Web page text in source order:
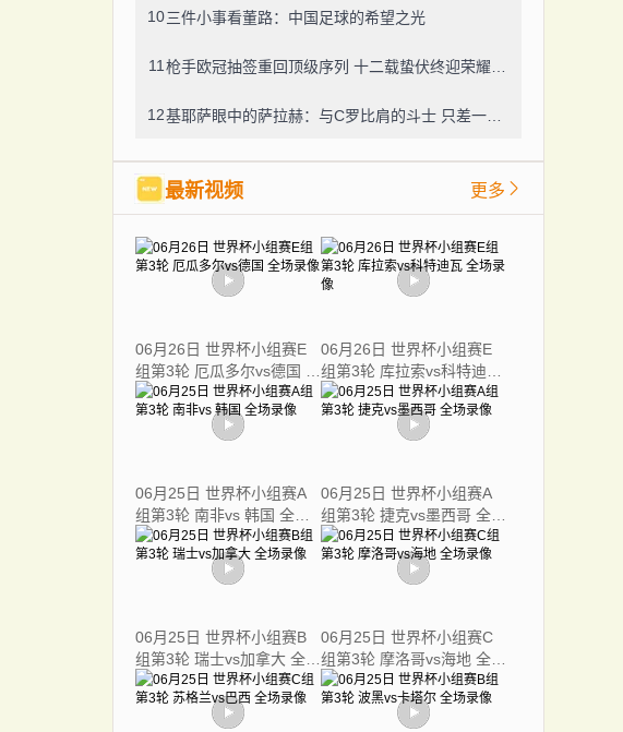
10三件小事看董路：中国足球的希望之光
11
12
最新视频 更多
06月26日 世界杯小组赛E
组第3轮 厄瓜多尔vs德国 全
场录像
06月26日 世界杯小组赛E
组第3轮 库拉索vs科特迪瓦
全场录像
06月25日 世界杯小组赛A
组第3轮 南非vs 韩国 全场
录像
06月25日 世界杯小组赛A
组第3轮 捷克vs墨西哥 全场
录像
06月25日 世界杯小组赛B
组第3轮 瑞士vs加拿大 全场
录像
06月25日 世界杯小组赛C
组第3轮 摩洛哥vs海地 全场
录像